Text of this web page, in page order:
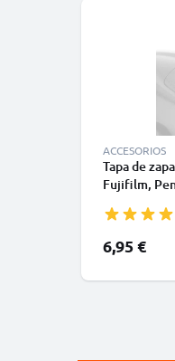
ACCESORIOS
Tapa de
Fujifilm,
6,95 €